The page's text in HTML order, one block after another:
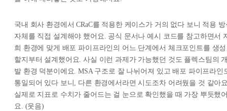
국내 회사 환경에서 CRaC를 적용한 케이스가 거의 없다 보니 적용 방
자체를 직접 설계해야 했어요. 공식 문서나 예시 코드를 참고하면서
희 환경에 맞게 배포 파이프라인의 어느 단계에서 체크포인트를 생성
할지부터 설계했어요. 사실 이런 과제가 가능했던 것도 플렉스팀의
발 환경 덕분이에요. MSA 구조로 잘 나뉘어져 있고 배포 파이프라인
통일되어 있다 보니, 다른 환경에서라면 시도조차 어려웠을 것 같아
실제로 지표로 수치가 줄어드는 걸 눈으로 확인했을 때 가장 뿌듯했
요. (웃음)